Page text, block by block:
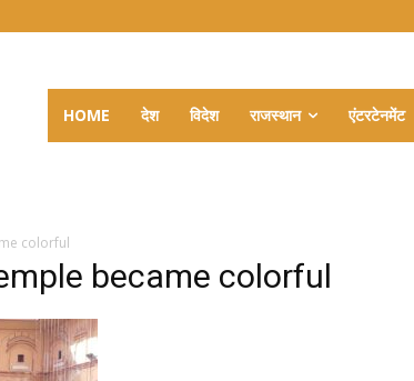
HOME देश विदेश राजस्थान एंटरटेनमेंट
colorful
became colorful